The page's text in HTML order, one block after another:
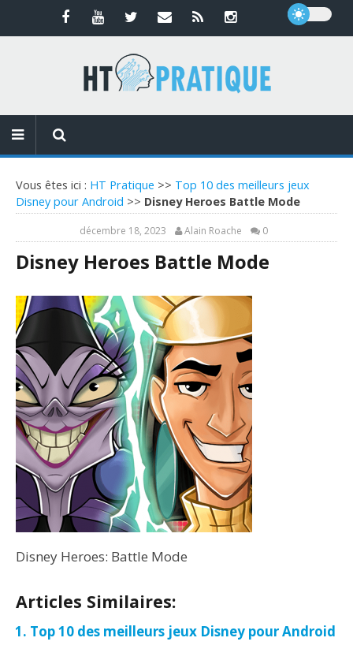
Vous êtes ici : HT Pratique >> Top 10 des meilleurs jeux
Disney pour Android >> Disney Heroes Battle Mode
décembre 18, 2023 Alain Roache 0
Disney Heroes Battle Mode
Disney Heroes: Battle Mode
Articles Similaires:
Top 10 des meilleurs jeux Disney pour Android